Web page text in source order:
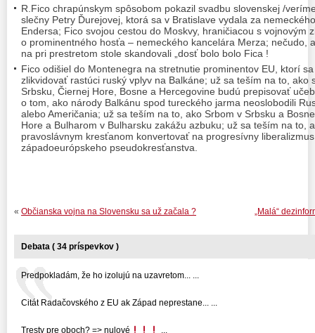
R.Fico chrapúnskym spôsobom pokazil svadbu slovenskej /
slečny Petry Ďurejovej, ktorá sa v Bratislave vydala za
Endersa; Fico svojou cestou do Moskvy, hraničiacou s vojnovým
o prominentného hosťa – nemeckého kancelára Merza; nečudo,
na pri prestretom stole skandovali „dosť bolo bolo Fica !
Fico odišiel do Montenegra na stretnutie prominentov EU, ktorí
zlikvidovať rastúci ruský vplyv na Balkáne; už sa teším na to, ako
Srbsku, Čiernej Hore, Bosne a Hercegovine budú prepisovať
o tom, ako národy Balkánu spod tureckého jarma neoslobodili
alebo Američania; už sa teším na to, ako Srbom v Srbsku a
Hore a Bulharom v Bulharsku zakážu azbuku; už sa teším na to,
pravoslávnym kresťanom konvertovať na progresívny
západoeurópskeho pseudokresťanstva.
„Malá“
« Občianska vojna na Slovensku sa už začala ?
Debata ( 34 príspevkov )
Predpokladám, že ho izolujú na uzavretom... ...
Citát Radačovského z EU ak Západ neprestane... ...
Tresty pre oboch? => nulové ...